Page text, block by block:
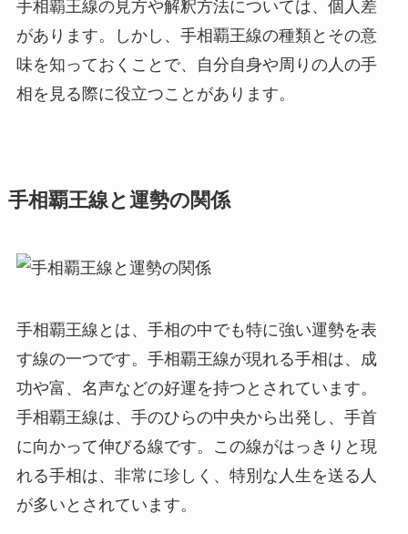
手相覇王線の見方や解釈方法については、個人差
があります。しかし、手相覇王線の種類とその意
味を知っておくことで、自分自身や周りの人の手
相を見る際に役立つことがあります。
手相覇王線と運勢の関係
手相覇王線とは、手相の中でも特に強い運勢を表
す線の一つです。手相覇王線が現れる手相は、成
功や富、名声などの好運を持つとされています。
手相覇王線は、手のひらの中央から出発し、手首
に向かって伸びる線です。この線がはっきりと現
れる手相は、非常に珍しく、特別な人生を送る人
が多いとされています。